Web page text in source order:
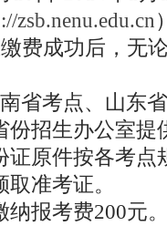
zsb.nenu.edu.cn
费成功后，无
考点、山东
招生办公室提
原件按各考点
准考证。
报考费200元